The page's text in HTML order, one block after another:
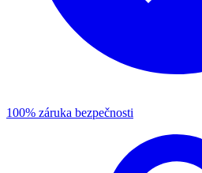
100% záruka bezpečnosti